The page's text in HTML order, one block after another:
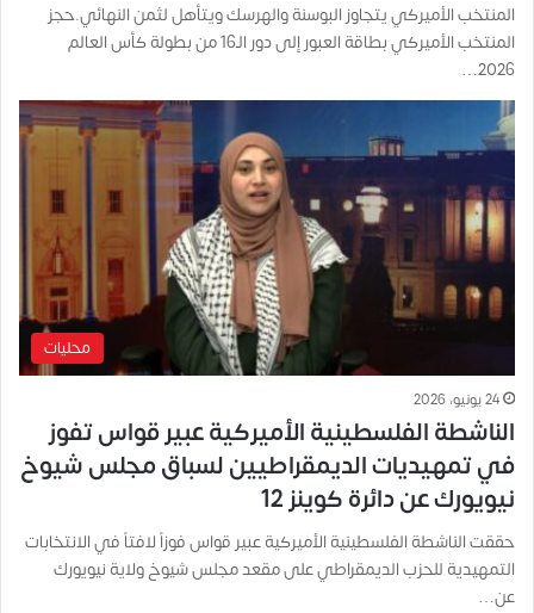
المنتخب الأميركي يتجاوز البوسنة والهرسك ويتأهل لثمن النهائي.حجز
المنتخب الأميركي بطاقة العبور إلى دور الـ16 من بطولة كأس العالم
2026…
محليات
24 يونيو، 2026
الناشطة الفلسطينية الأميركية عبير قواس تفوز
في تمهيديات الديمقراطيين لسباق مجلس شيوخ
نيويورك عن دائرة كوينز 12
حققت الناشطة الفلسطينية الأميركية عبير قواس فوزاً لافتاً في الانتخابات
التمهيدية للحزب الديمقراطي على مقعد مجلس شيوخ ولاية نيويورك
عن…